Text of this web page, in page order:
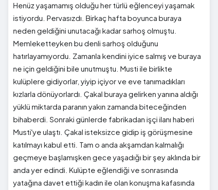
Henüz yaşamamış olduğu her türlü eğlenceyi yaşamak
istiyordu. Pervasızdı. Birkaç hafta boyunca buraya
neden geldiğini unutacağı kadar sarhoş olmuştu.
Memleketteyken bu denli sarhoş olduğunu
hatırlayamıyordu. Zamanla kendini iyice salmış ve buraya
ne için geldiğini bile unutmuştu. Musti ile birlikte
kulüplere gidiyorlar, yiyip içiyor ve eve tanımadıkları
kızlarla dönüyorlardı. Çakal buraya gelirken yanına aldığı
yüklü miktarda paranın yakın zamanda biteceğinden
bihaberdi. Sonraki günlerde fabrikadan işçi ilanı haberi
Musti'ye ulaştı. Çakal isteksizce gidip iş görüşmesine
katılmayı kabul etti. Tam o anda akşamdan kalmalığı
geçmeye başlamışken gece yaşadığı bir şey aklında bir
anda yer edindi. Kulüpte eğlendiği ve sonrasında
yatağına davet ettiği kadın ile olan konuşma kafasında